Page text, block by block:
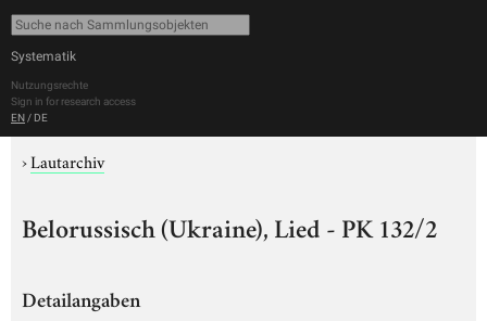
Systematik
Nutzungsrechte
Sign in for research access
EN / DE
›Lautarchiv
Belorussisch (Ukraine), Lied - PK 132/2
Detailangaben